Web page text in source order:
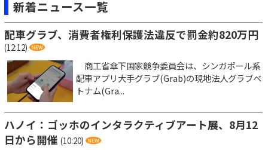
新着ニュース一覧
配車グラブ、消費者権利保護法違反で罰金約820万円
(12:12)
商工省傘下国家競争委員会は、シンガポール系
配車アプリ大手グラブ(Grab)の現地法人グラブベ
トナム(Gra...
ハノイ：ゴッホのインタラクティブアート展、8月12
日から開催 (10:20)